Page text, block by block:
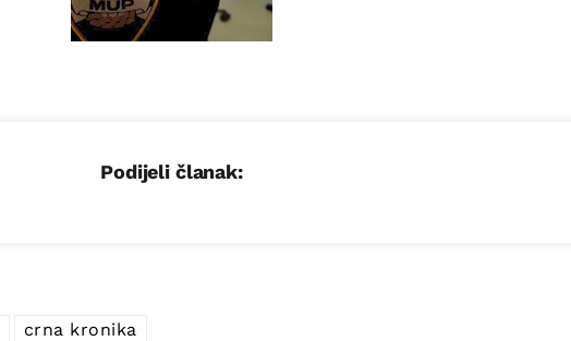
Podijeli članak:
crna kronika